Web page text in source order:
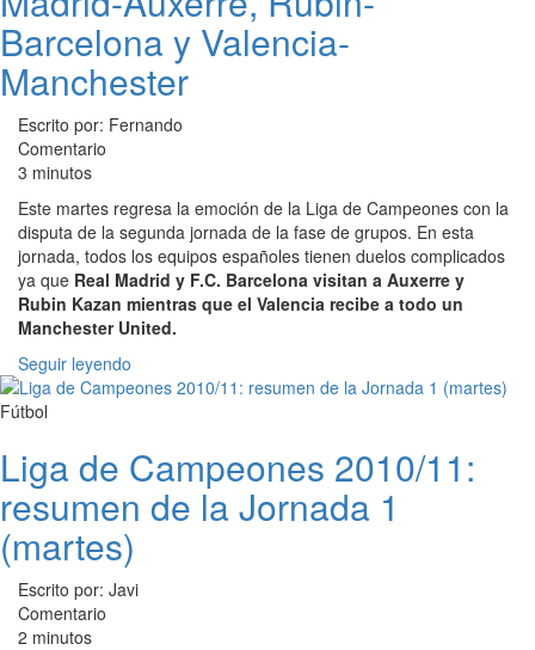
Barcelona y Valencia-
Manchester
Escrito por: Fernando
Comentario
3 minutos
Este martes regresa la emoción de la Liga de Campeones con la
disputa de la segunda jornada de la fase de grupos. En esta
jornada, todos los equipos españoles tienen duelos complicados
ya que Real Madrid y F.C. Barcelona visitan a Auxerre y
Rubin Kazan mientras que el Valencia recibe a todo un
Manchester United.
Seguir leyendo
Fútbol
Liga de Campeones 2010/11:
resumen de la Jornada 1
(martes)
Escrito por: Javi
Comentario
2 minutos